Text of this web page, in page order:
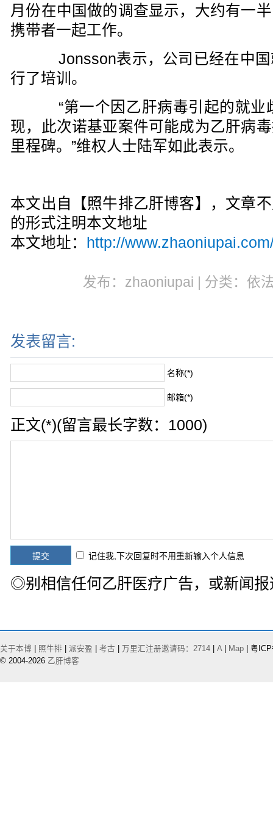
月份在中国做的调查显示，大约有一
携带者一起工作。
Jonsson表示，公司已经在中国
行了培训。
“第一个因乙肝病毒引起的就业
现，此次诺基亚案件可能成为乙肝病
里程碑。”维权人士陆军如此表示。
本文出自【照牛排乙肝博客】，文章
的形式注明本文地址
本文地址：
http://
发布：zhaoniupai | 分类：依
发表留言:
名称(*)
邮箱(*)
正文(*)(留言最长字数：1000)
记住我,下次回复时不用重新输入个人信息
◎别相信任何乙肝医疗广告，或新闻报
关于本博 照牛排 派安盈 考古 万里汇注册邀请码：2714 A| Map | 粤
© 2004-2026 乙肝博客